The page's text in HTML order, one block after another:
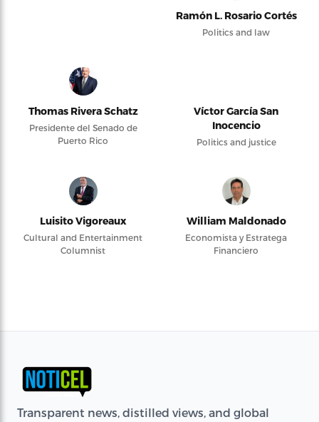
Ramón L. Rosario Cortés
Politics and law
Thomas Rivera Schatz
Presidente del Senado de
Puerto Rico
Víctor García San
Inocencio
Politics and justice
Luisito Vigoreaux
Cultural and Entertainment
Columnist
William Maldonado
Economista y Estratega
Financiero
Transparent news, distilled views, and global